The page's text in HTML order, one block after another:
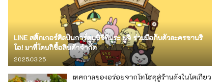
LINE สติ๊กเกอร์ศิลปินการ์ตูนนิชิทีมูระ ยูจิ ร่วมมือกับตัวละครซานริ
โอ! มาที่โดนกิซื้อสินค้าจำกัด
2025.03.25
เทศกาลของอร่อยจากโทโฮคุสู่ร้านดังในโตเกียว